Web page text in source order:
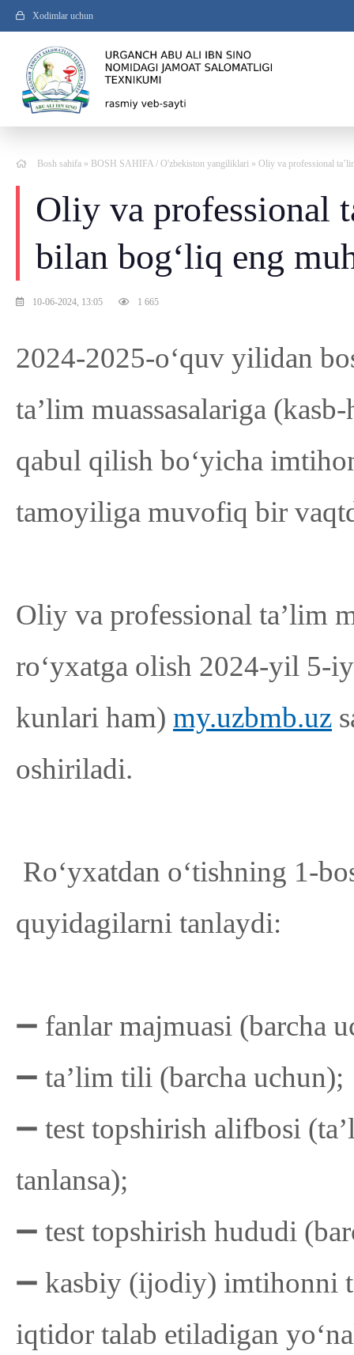
Xodimlar uchun
Bosh sahifa » BOSH SAHIFA / O'zbekiston yangiliklari » Oliy va professional
Oliy va professional
bilan bog‘liq eng
10-06-2024, 13:05 1 665
2024-2025-o‘quv yilidan
ta’lim muassasalariga
qabul qilish bo‘yicha
tamoyiliga muvofiq bir
Oliy va professional ta’lim
ro‘yxatga olish 2024-yil 5-
kunlari ham) my.uzbmb.uz
oshiriladi.
Ro‘yxatdan o‘tishning 1-
quyidagilarni tanlaydi:
➖ fanlar majmuasi (barcha
➖ taʼlim tili (barcha uchun);
➖ test topshirish alifbosi
tanlansa);
➖ test topshirish hududi
➖ kasbiy (ijodiy) imtihonni
iqtidor talab etiladigan